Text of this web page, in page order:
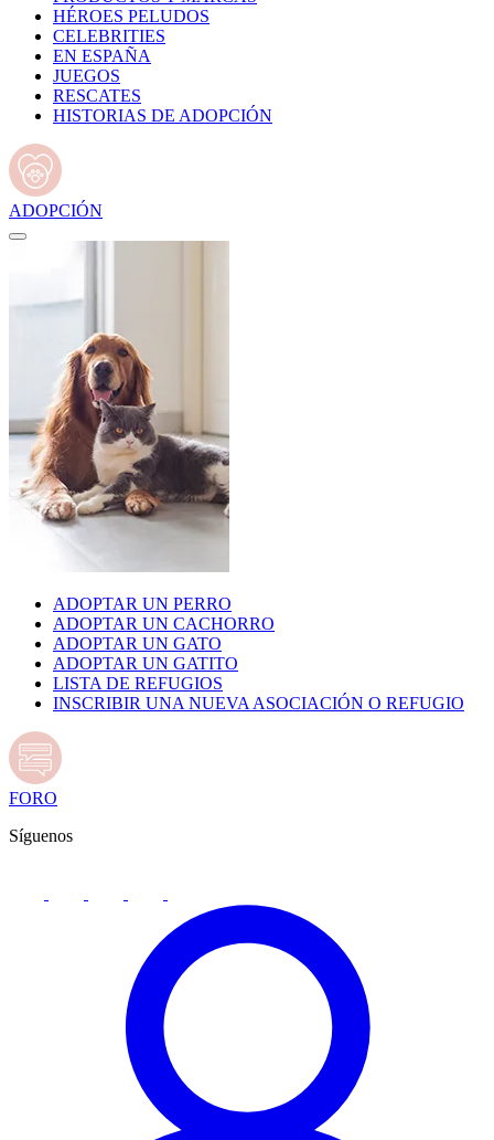
HÉROES PELUDOS
CELEBRITIES
EN ESPAÑA
JUEGOS
RESCATES
HISTORIAS DE ADOPCIÓN
ADOPCIÓN
ADOPTAR UN PERRO
ADOPTAR UN CACHORRO
ADOPTAR UN GATO
ADOPTAR UN GATITO
LISTA DE REFUGIOS
INSCRIBIR UNA NUEVA ASOCIACIÓN O REFUGIO
FORO
Síguenos